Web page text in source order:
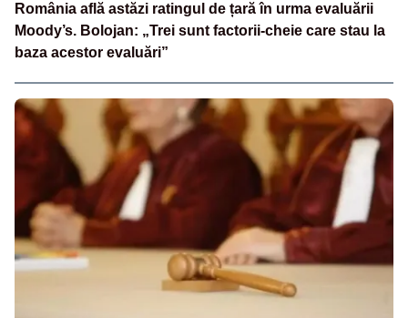
România află astăzi ratingul de țară în urma evaluării
Moody’s. Bolojan: „Trei sunt factorii-cheie care stau la
baza acestor evaluări”